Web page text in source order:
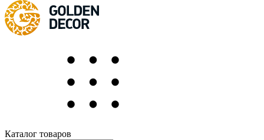
Каталог товаров